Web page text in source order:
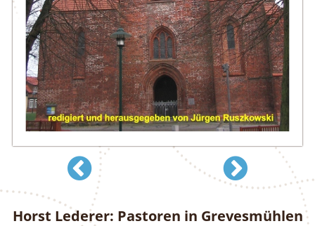
Horst Lederer: Pastoren in Grevesmühlen